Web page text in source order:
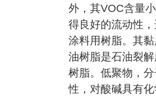
外，其VOC含量
得良好的流动性
涂料用树脂。其
油树脂是石油裂
树脂。低聚物，
性，对酸碱具有